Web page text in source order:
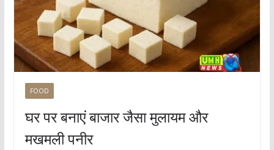
FOOD
घर पर बनाएं बाजार जैसा मुलायम और
मखमली पनीर